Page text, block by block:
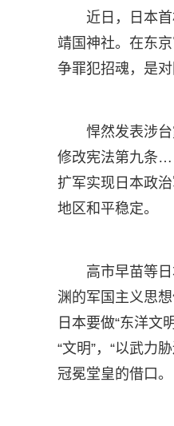
近日，日本
靖国神社。在东
争罪犯招魂，是
悍然发表涉
修改宪法第九条
扩军实现日本政
地区和平稳定。
高市早苗等
渊的军国主义思
日本要做“东洋文
“文明”，“以武力
冠冕堂皇的借口。